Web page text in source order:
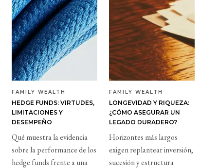
FAMILY WEALTH
HEDGE FUNDS: VIRTUDES,
LIMITACIONES Y
DESEMPEÑO
Qué muestra la evidencia
sobre la performance de los
hedge funds frente a una
FAMILY WEALTH
LONGEVIDAD Y RIQUEZA:
¿CÓMO ASEGURAR UN
LEGADO DURADERO?
Horizontes más largos
exigen replantear inversión,
sucesión y estructura